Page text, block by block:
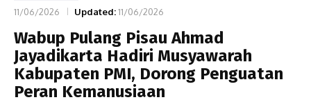
11/06/2026 Updated:11/06/2026
Wabup Pulang Pisau Ahmad
Jayadikarta Hadiri Musyawarah
Kabupaten PMI, Dorong Penguatan
Peran Kemanusiaan